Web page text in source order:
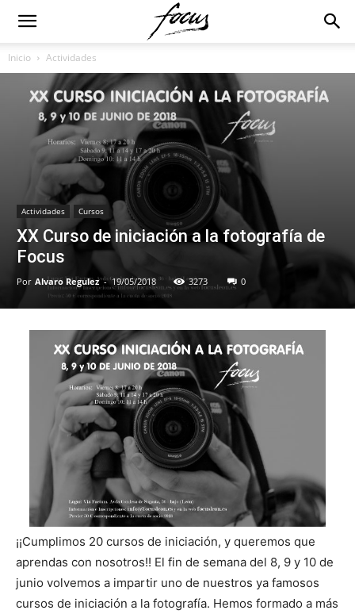
Inicio Actividades
Actividades Cursos
XX Curso de iniciación a la fotografía de
Focus
Por Alvaro Regulez - 19/05/2018 3273 0
¡¡Cumplimos 20 cursos de iniciación, y queremos que
aprendas con nosotros!! El fin de semana del 8, 9 y 10 de
junio volvemos a impartir uno de nuestros ya famosos
cursos de iniciación a la fotografía. Hemos formado a más